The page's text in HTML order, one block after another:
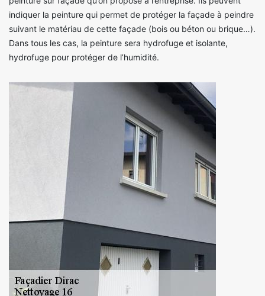
indiquer la peinture qui permet de protéger la façade à peindre
suivant le matériau de cette façade (bois ou béton ou brique…).
Dans tous les cas, la peinture sera hydrofuge et isolante,
hydrofuge pour protéger de l’humidité.